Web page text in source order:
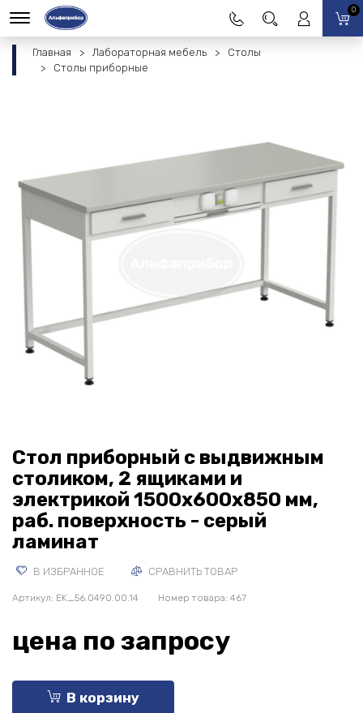
0
Главная Лабораторная мебель
Столы
Столы приборные
Стол приборный с выдвижным
столиком, 2 ящиками и
электрикой 1500x600x850 мм,
раб. поверхность - серый
ламинат
В ИЗБРАННОЕ СРАВНИТЬ ТОВАР
Артикул: EK_56.0490.00.14 Номер товара: 467
цена по запросу
В корзину